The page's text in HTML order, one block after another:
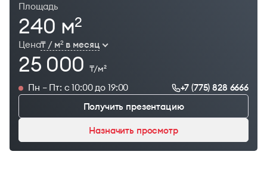
Площадь
240 м2
Цена₸ / м2в месяц
25 000 ₸/м2
Пн – Пт: с 10:00 до 19:00
+7 (775) 828 6666
Получить презентацию
Назначить просмотр